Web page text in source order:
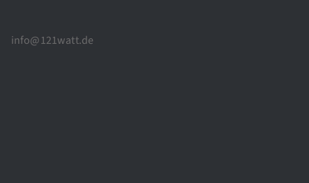
info@121watt.de